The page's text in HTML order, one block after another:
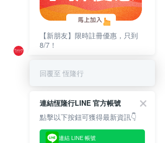
【新朋友】限時註冊優惠，只到
8/7！
回覆至 恆隆行
連結恆隆行LINE 官方帳號
點擊以下按鈕可獲得最新資訊👇
連結 LINE 帳號